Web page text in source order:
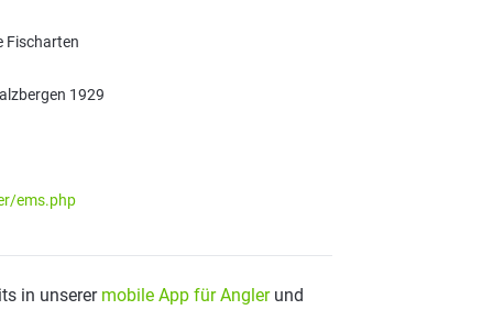
Fischarten
1929
ems.php
in unserer mobile App für Anglerund